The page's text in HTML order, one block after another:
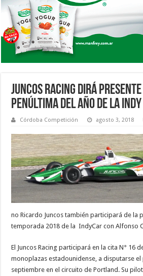
JUNCOS RACING DIRÁ
PENÚLTIMA DEL AÑO DE LA INDY
Córdoba Competición agosto 3, 2018
no Ricardo Juncos también participará de la
temporada 2018 de la IndyCar con Alfonso
El Juncos Racing participará en la cita N° 16
monoplazas estadounidense, a disputarse
septiembre en el circuito de Portland. Su